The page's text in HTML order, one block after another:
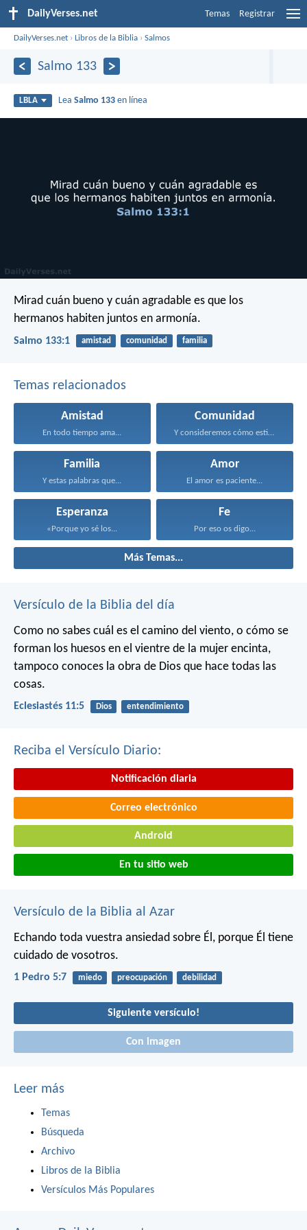
DailyVerses.net Temas Registrar
DailyVerses.net ›Libros de la Biblia ›Salmos
Salmo 133
LBLA LeaSalmo 133 en línea
Mirad cuán bueno y cuán agradable es que los
hermanos habiten juntos en armonía.
Salmo 133:1 amistad comunidad familia
Temas relacionados
Amistad
En todo tiempo ama...
Comunidad
Y consideremos cómo estimularnos...
Familia
Y estas palabras que...
Amor
El amor es paciente...
Esperanza
«Porque yo sé los...
Fe
Por eso os digo...
Más Temas...
Versículo de la Biblia del día
Como no sabes cuál es el camino del viento, o cómo se
forman los huesos en el vientre de la mujer encinta,
tampoco conoces la obra de Dios que hace todas las
cosas.
Eclesiastés 11:5 Dios entendimiento
Reciba el Versículo Diario:
Notificación diaria
Correo electrónico
Android
En tu sitio web
Versículo de la Biblia al Azar
Echando toda vuestra ansiedad sobre Él, porque Él tiene
cuidado de vosotros.
1 Pedro 5:7 miedo preocupación debilidad
Siguiente versículo!
Con imagen
Leer más
Temas
Búsqueda
Archivo
Libros de la Biblia
Versículos Más Populares